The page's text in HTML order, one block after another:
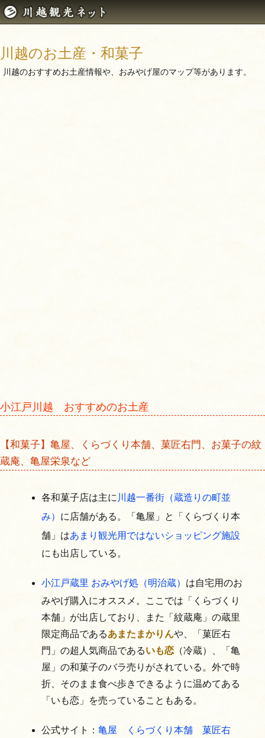
川越のお土産・和菓子
川越のおすすめお土産情報や、おみやげ屋のマップ等があります。
小江戸川越 おすすめのお土産
【和菓子】亀屋、くらづくり本舗、菓匠右門、お菓子の紋
蔵庵、亀屋栄泉など
各和菓子店は主に 川越一番街（蔵造りの町並
み） に店舗がある。「亀屋」と「くらづくり本
舗」はあまり観光用ではないショッピング施設
にも出店している。
小江戸蔵里 おみやげ処（明治蔵） は自宅用のお
みやげ購入にオススメ。ここでは「くらづくり
本舗」が出店しており、また「紋蔵庵」の蔵里
限定商品であるあまたまかりんや、「菓匠右
門」の超人気商品であるいも恋 （冷蔵）、「亀
屋」の和菓子のバラ売りがされている。外で時
折、そのまま食べ歩きできるように温めてある
「いも恋」を売っていることもある。
公式サイト： 亀屋 くらづくり本舗
菓匠右